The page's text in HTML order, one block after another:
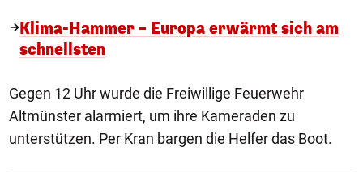
Klima-Hammer – Europa erwärmt sich am
schnellsten
Gegen 12 Uhr wurde die Freiwillige Feuerwehr
Altmünster alarmiert, um ihre Kameraden zu
unterstützen. Per Kran bargen die Helfer das Boot.